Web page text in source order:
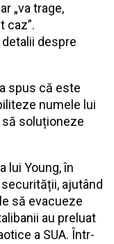
„va trage,
caz”.
despre
spus că este
numele lui
să soluționeze
lui Young, în
ajutând
să evacueze
au preluat
a SUA. Într-